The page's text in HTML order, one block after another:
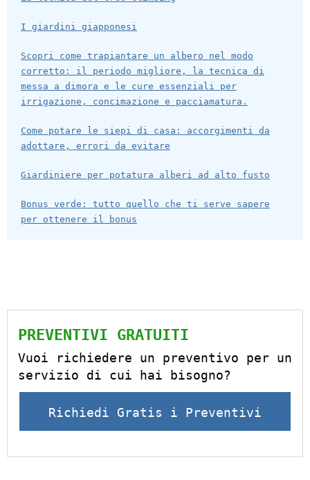
I giardini giapponesi
Scopri come trapiantare un albero nel modo
corretto: il periodo migliore, la tecnica di
messa a dimora e le cure essenziali per
irrigazione, concimazione e pacciamatura.
Come potare le siepi di casa: accorgimenti da
adottare, errori da evitare
Giardiniere per potatura alberi ad alto fusto
Bonus verde: tutto quello che ti serve sapere
per ottenere il bonus
PREVENTIVI GRATUITI
Vuoi richiedere un preventivo per un
servizio di cui hai bisogno?
Richiedi Gratis i Preventivi